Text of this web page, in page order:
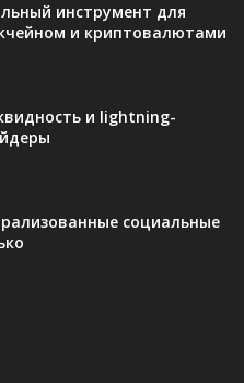
инструмент для
и криптовалютами
и lightning-
социальные